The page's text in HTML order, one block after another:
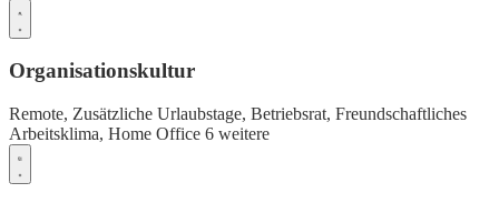
Organisationskultur
Remote, Zusätzliche Urlaubstage, Betriebsrat, Freundschaftliches
Arbeitsklima, Home Office 6 weitere